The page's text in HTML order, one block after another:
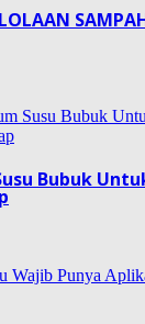
Bubuk